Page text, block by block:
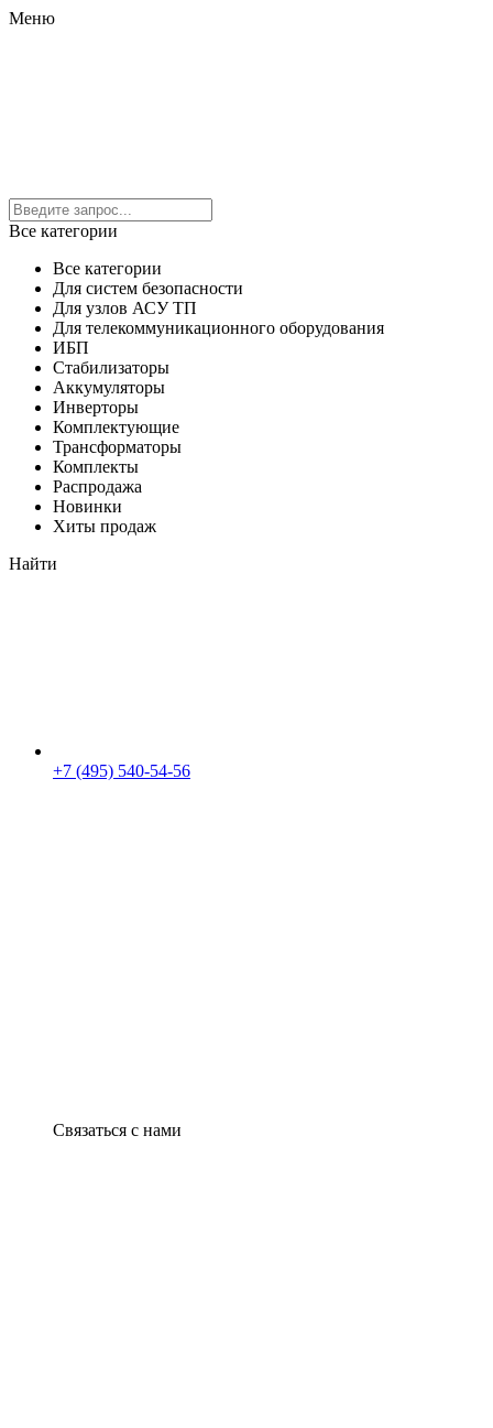
Меню
Все категории
Все категории
Для систем безопасности
Для узлов АСУ ТП
Для телекоммуникационного оборудования
ИБП
Стабилизаторы
Аккумуляторы
Инверторы
Комплектующие
Трансформаторы
Комплекты
Распродажа
Новинки
Хиты продаж
Найти
+7 (495) 540-54-56
Связаться с нами